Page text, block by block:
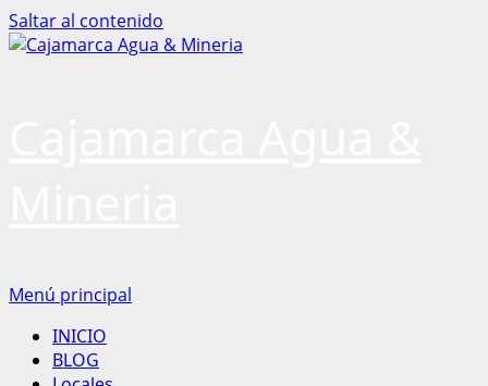
Saltar al contenido
Menú principal
INICIO
BLOG